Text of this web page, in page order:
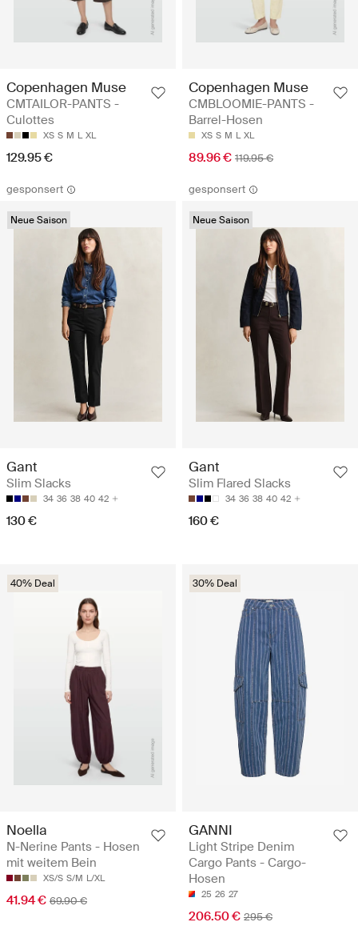
Copenhagen Muse
CMTAILOR-PANTS -
Culottes
XS S M L XL
129.95 €
Copenhagen Muse
CMBLOOMIE-PANTS -
Barrel-Hosen
XS S M L XL
89.96 € 119.95 €
gesponsert
Neue Saison
Gant
Slim Slacks
34 36 38 40 42
130 €
gesponsert
Neue Saison
Gant
Slim Flared Slacks
34 36 38 40 42
160 €
40% Deal
Noella
N-Nerine Pants - Hosen
mit weitem Bein
XS/S S/M L/XL
41.94 € 69.90 €
30% Deal
GANNI
Light Stripe Denim
Cargo Pants - Cargo-
Hosen
25 26 27
206.50 € 295 €